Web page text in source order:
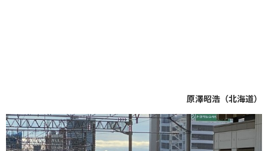
原澤昭浩（北海道）